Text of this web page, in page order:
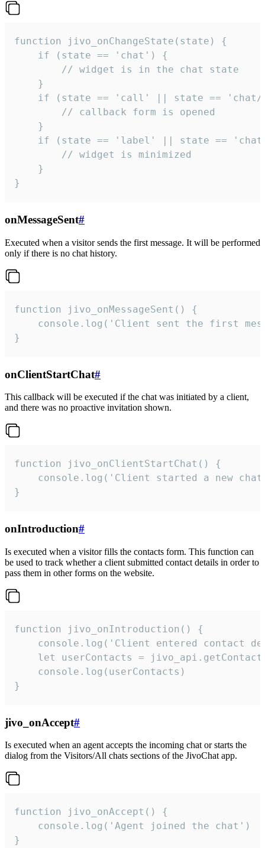
function jivo_onChangeState(state) {
    if (state == 'chat') {
        // widget is in the chat state
    }
if (state == 'call' || state ==
        // callback form is opened
    }
if (state == 'label' || state ==
        // widget is minimized
    }
}
onMessageSent#
Executed when a visitor sends the first message. It will be performed
only if there is no chat history.
function jivo_onMessageSent() {
console.log('Client sent the first
}
onClientStartChat#
This callback will be executed if the chat was initiated by a client,
and there was no proactive invitation shown.
function jivo_onClientStartChat() {
console.log('Client started a new
}
onIntroduction#
Is executed when a visitor fills the contacts form. This function can
be used to track whether a client submitted contact details in order to
pass them in other forms on the website.
function jivo_onIntroduction() {
console.log('Client entered contact
let userContacts =
    console.log(userContacts)
}
jivo_onAccept#
Is executed when an agent accepts the incoming chat or starts the
dialog from the Visitors/All chats sections of the JivoChat app.
function jivo_onAccept() {
}